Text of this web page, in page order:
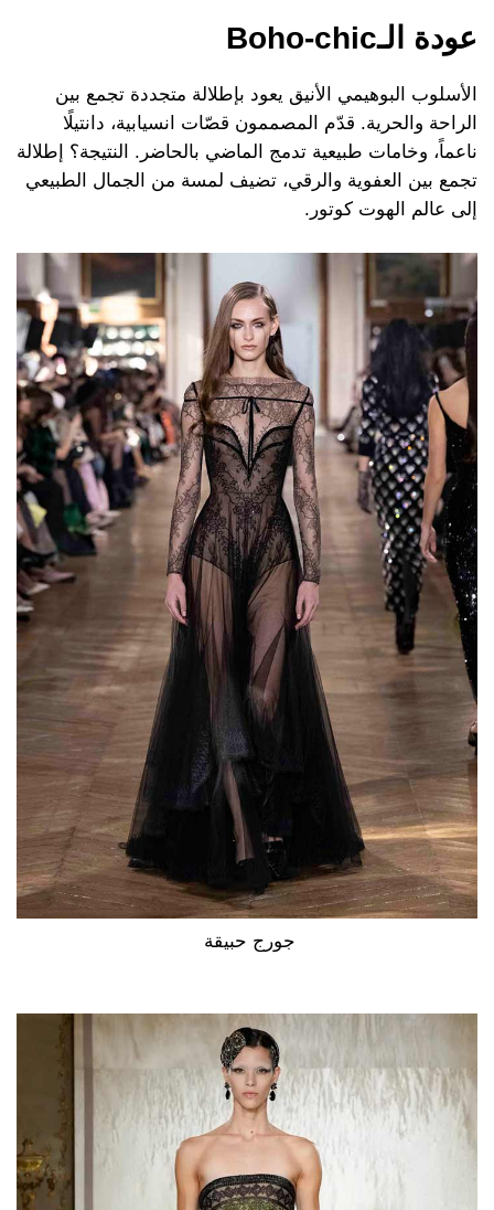
عودة الـBoho-chic
الأسلوب البوهيمي الأنيق يعود بإطلالة متجددة تجمع بين
الراحة والحرية. قدّم المصممون قصّات انسيابية، دانتيلًا
ناعماً، وخامات طبيعية تدمج الماضي بالحاضر. النتيجة؟ إطلالة
تجمع بين العفوية والرقي، تضيف لمسة من الجمال الطبيعي
إلى عالم الهوت كوتور.
جورج حبيقة